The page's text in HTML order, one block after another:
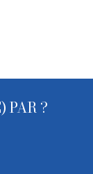
PAR ?